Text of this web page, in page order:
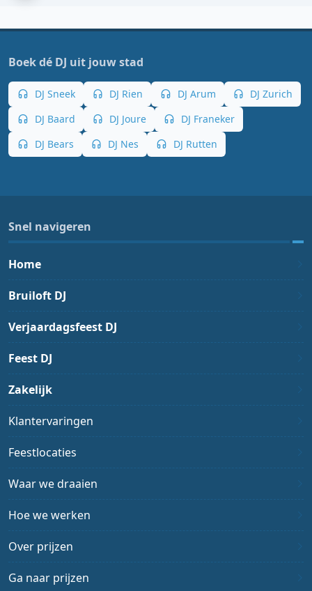
Boek dé DJ uit jouw stad
DJ Sneek DJ Rien DJ Arum
DJ Zurich
DJ Baard
DJ Joure
DJ Franeker
DJ Bears
DJ Nes DJ Rutten
Snel navigeren
Home
Bruiloft DJ
Verjaardagsfeest DJ
Feest DJ
Zakelijk
Klantervaringen
Feestlocaties
Waar we draaien
Hoe we werken
Over prijzen
Ga naar prijzen